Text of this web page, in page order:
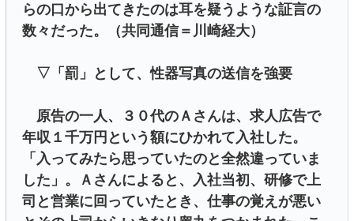
らの口から出てきたのは耳を疑うような証言の
数々だった。（共同通信＝川崎経大）
▽「罰」として、性器写真の送信を強要
原告の一人、３０代のＡさんは、求人広告で
年収１千万円という額にひかれて入社した。
「入ってみたら思っていたのと全然違っていま
した」。Ａさんによると、入社当初、研修で上
司と営業に回っていたとき、仕事の覚えが悪い